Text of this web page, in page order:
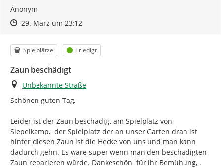
Anonym
Zeitpunkt des Erstellens
Zeitpunkt des Erstellens
29. März um 23:12Zur Äußerung
Kategorie
Spielplätze Status
Erledigt
Zaun beschädigt
Ort
Unbekannte Straße
Schönen guten Tag,
Leider ist der Zaun beschädigt am Spielplatz von
Siepelkamp,  der Spielplatz der an unser Garten dran ist
hinter diesen Zaun ist die Hecke von uns und man kann
dadurch gehn. Es wäre super wenn man den beschädigten
Zaun reparieren würde. Dankeschön  für ihr Bemühung, .